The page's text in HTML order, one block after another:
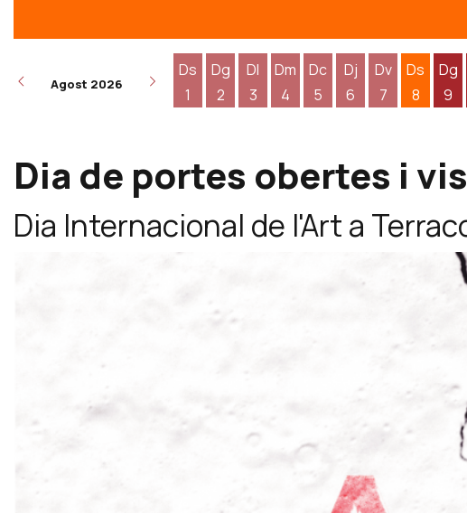
Agost 2026
Ds
1
Dg
2
Dl
3
Dm
4
Dc
5
Dj
6
Dv
7
Ds
8
Dg
9
Dia de portes obertes i
Dia Internacional de l'Art a